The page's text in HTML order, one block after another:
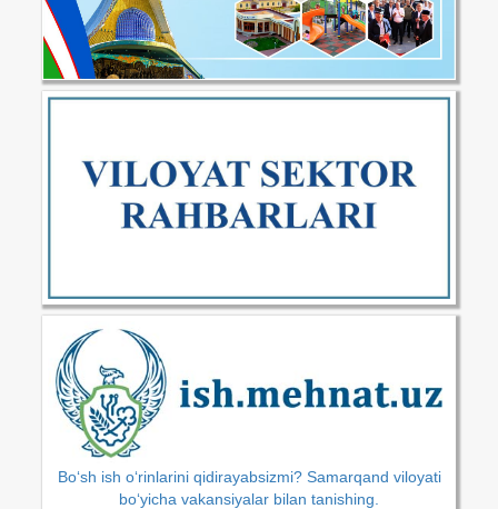
Bo‘sh ish o‘rinlarini qidirayabsizmi? Samarqand viloyati
bo‘yicha vakansiyalar bilan tanishing.